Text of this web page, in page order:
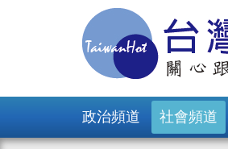
政治頻道 社會頻道